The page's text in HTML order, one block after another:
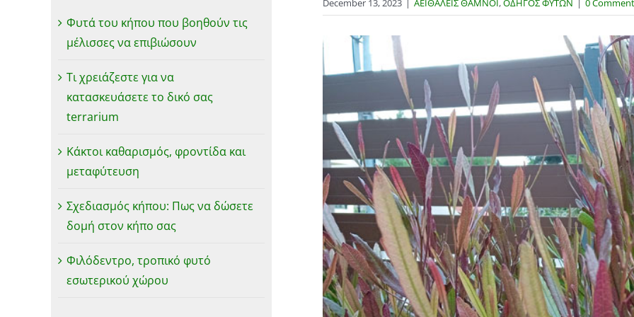
December 13, 2023 | ΑΕΙΘΑΛΕΙΣ ΘΑΜΝΟΙ,ΟΔΗΓΟΣ ΦΥΤΩΝ | 0
View
Larger
Φυτά του κήπου που βοηθούν τις
μέλισσες να επιβιώσουν
Τι χρειάζεστε για να
κατασκευάσετε το δικό σας
terrarium
Κάκτοι καθαρισμός, φροντίδα και
μεταφύτευση
Σχεδιασμός κήπου: Πως να δώσετε
δομή στον κήπο σας
Φιλόδεντρο, τροπικό φυτό
εσωτερικού χώρου